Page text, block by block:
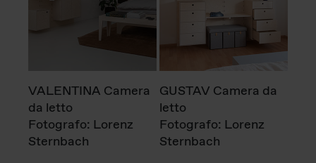
VALENTINA Camera
da letto
Fotografo: Lorenz
Sternbach
GUSTAV Camera da
letto
Fotografo: Lorenz
Sternbach